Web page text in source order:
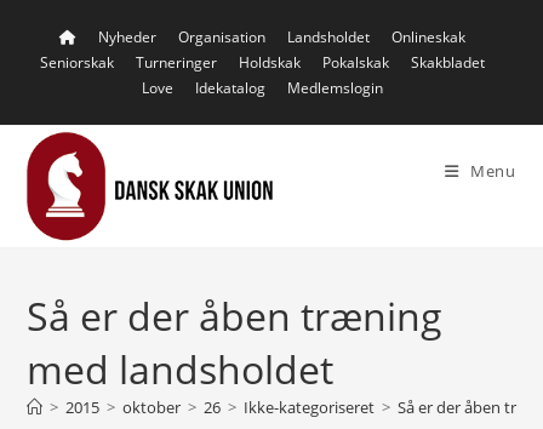
content
Nyheder Organisation Landsholdet
Onlineskak
Seniorskak
Turneringer Holdskak Pokalskak
Skakbladet
Love
Idekatalog Medlemslogin
Menu
Så er der åben træning
med landsholdet
> 2015 > oktober > 26 > Ikke-kategoriseret > Så er der åben